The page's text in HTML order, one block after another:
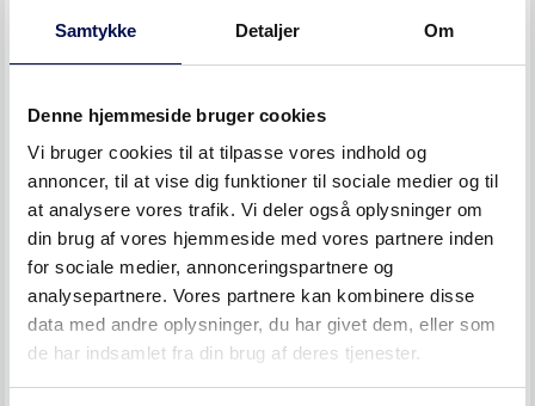
Samtykke Detaljer Om
Denne hjemmeside bruger cookies
Vi bruger cookies til at tilpasse vores indhold og
annoncer, til at vise dig funktioner til sociale medier og til
at analysere vores trafik. Vi deler også oplysninger om
din brug af vores hjemmeside med vores partnere inden
for sociale medier, annonceringspartnere og
analysepartnere. Vores partnere kan kombinere disse
data med andre oplysninger, du har givet dem, eller som
de har indsamlet fra din brug af deres tjenester.
LÆS NÆSTE
KAN MAN FÅ EN
SIKKERHEDSKLASSIFICERET
YDERDØR MED STOR